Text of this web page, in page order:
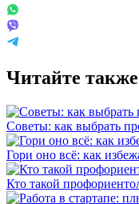
Читайте также
Советы: как выбрать
Гори оно всё: как
Кто такой